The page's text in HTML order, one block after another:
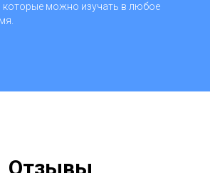
которые можно изучать в любое
Отзывы